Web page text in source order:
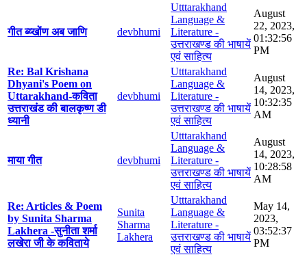
गीत ब्य्खोंण अब जाणि devbhumi
Utttarakhand
Language &
Literature -
उत्तराखण्ड की भाषायें
एवं साहित्य
August
22, 2023,
01:32:56
PM
Re: Bal Krishana
Dhyani's Poem on
Uttarakhand-कविता
उत्तराखंड की बालकृष्ण डी
ध्यानी
devbhumi
Utttarakhand
Language &
Literature -
उत्तराखण्ड की भाषायें
एवं साहित्य
August
14, 2023,
10:32:35
AM
माया गीत devbhumi
Utttarakhand
Language &
Literature -
उत्तराखण्ड की भाषायें
एवं साहित्य
August
14, 2023,
10:28:58
AM
Re: Articles & Poem
by Sunita Sharma
Lakhera -सुनीता शर्मा
लखेरा जी के कविताये
Sunita
Sharma
Lakhera
Utttarakhand
Language &
Literature -
उत्तराखण्ड की भाषायें
एवं साहित्य
May 14,
2023,
03:52:37
PM